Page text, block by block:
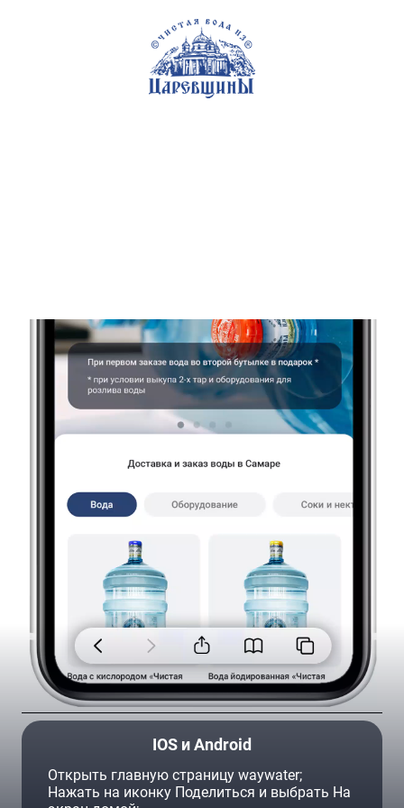
О воде
Вода высшей категории оптимально сбалансирована
по составу, т.е. содержит все необходимые макро- и
Типы воды
Основным продуктом, выпускаемым под торговой
маркой «Чистая вода из Царевщины», является вода,
обогащенная кислородом. Также мы занимаемся
производством йодированной, фторированной и водой
с повышенной минерализацией.
С кислородом
IOS и Android
Открыть главную страницу waywater;
Нажать на иконку Поделиться и выбрать На
Ваш город —Самара?